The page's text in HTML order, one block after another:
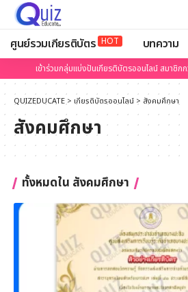
ศูนย์รวมเกียรติบัตร HOT บทความ
เข้าร่วมกลุ่มแบ่งปันเกียรติบัตรออนไลน์ สมาชิ
QUIZEDUCATE> เกียรติบัตรออนไลน์ > สังคมศึกษา
สังคมศึกษา
ทั้งหมดใน สังคมศึกษา